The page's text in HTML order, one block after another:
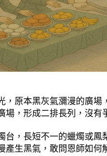
，原本黑灰氣瀰漫的廣場
場，形成二排長列，沒有
台，長短不一的蠟燭或鳳
產生黑氣，敢問恩師如何